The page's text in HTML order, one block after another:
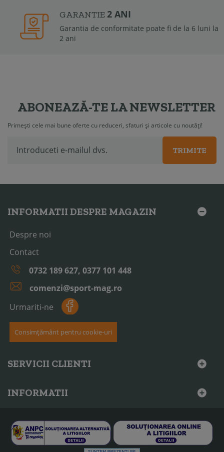
GARANTIE2 ANI
Garantia de conformitate poate fi de la 6 luni la
2 ani
ABONEAZĂ-TE LA NEWSLETTER
Primești cele mai bune oferte cu reduceri, sfaturi și articole cu noutăți!
TRIMITE
INFORMATII DESPRE MAGAZIN
Despre noi
Contact
0732 189 627, 0377 101 448
comenzi@sport-mag.ro
Urmariti-ne
Consimțământ pentru cookie-uri
SERVICII CLIENTI
INFORMATII